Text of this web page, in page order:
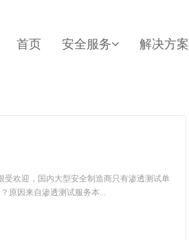
首页 安全服务 解决方案
欢迎，国内大型安全制造商只有渗透测试单
原因来自渗透测试服务本...